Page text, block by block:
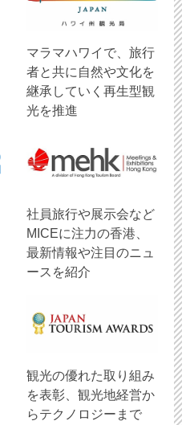
マラマハワイで、旅行
者と共に自然や文化を
継承していく再生型観
光を推進
社員旅行や展示会など
MICEに注力の香港、
最新情報や注目のニュ
ースを紹介
観光の優れた取り組み
を表彰、観光地経営か
らテクノロジーまで